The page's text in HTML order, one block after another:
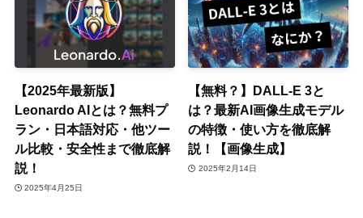
【2025年最新版】
Leonardo AIとは？無料プ
ラン・日本語対応・他ツー
ル比較・安全性まで徹底解
説！
2025年4月25日
【無料？】DALL-E 3と
は？最新AI画像生成モデル
の特徴・使い方を徹底解
説！【画像生成】
2025年2月14日